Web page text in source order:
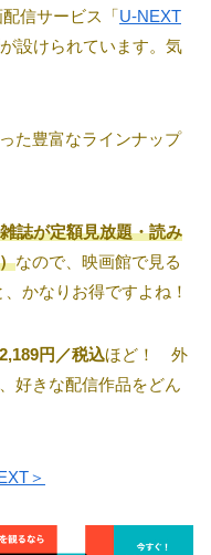
信サービス「U-NEXT
が設けられています。気
た豊富なラインナップ
誌が定額見放題・読み
なので、映画館で見る
かなりお得ですよね！
円／税込ほど！ 外
好きな配信作品をどん
＞